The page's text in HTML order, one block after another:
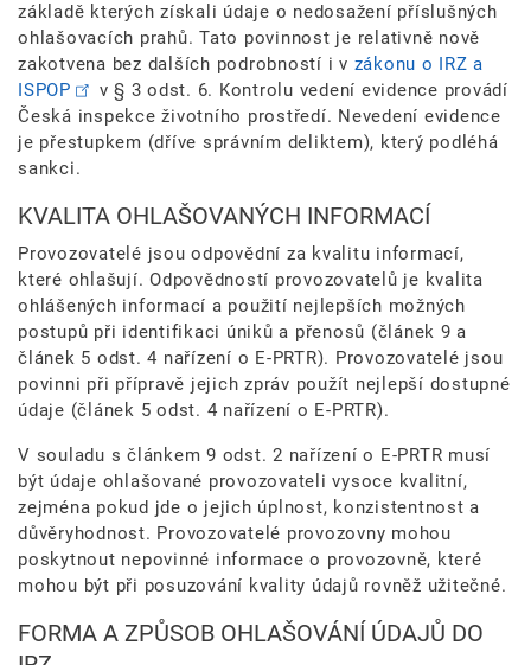
základě kterých získali údaje o nedosažení příslušných
ohlašovacích prahů. Tato povinnost je relativně nově
zakotvena bez dalších podrobností i v zákonu o IRZ a
ISPOP
v § 3 odst. 6. Kontrolu vedení evidence provádí
Česká inspekce životního prostředí. Nevedení evidence
je přestupkem (dříve správním deliktem), který podléhá
sankci.
KVALITA OHLAŠOVANÝCH INFORMACÍ
Provozovatelé jsou odpovědní za kvalitu informací,
které ohlašují. Odpovědností provozovatelů je kvalita
ohlášených informací a použití nejlepších možných
postupů při identifikaci úniků a přenosů (článek 9 a
článek 5 odst. 4 nařízení o E-PRTR). Provozovatelé jsou
povinni při přípravě jejich zpráv použít nejlepší dostupné
údaje (článek 5 odst. 4 nařízení o E-PRTR).
V souladu s článkem 9 odst. 2 nařízení o E-PRTR musí
být údaje ohlašované provozovateli vysoce kvalitní,
zejména pokud jde o jejich úplnost, konzistentnost a
důvěryhodnost. Provozovatelé provozovny mohou
poskytnout nepovinné informace o provozovně, které
mohou být při posuzování kvality údajů rovněž užitečné.
FORMA A ZPŮSOB OHLAŠOVÁNÍ ÚDAJŮ DO